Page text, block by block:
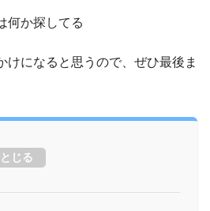
何か探してる
けになると思うので、ぜひ最後ま
とじる